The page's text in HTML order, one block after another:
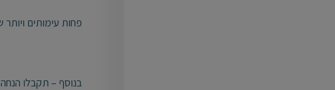
פחות עימותים
בנוסף – תקבלו